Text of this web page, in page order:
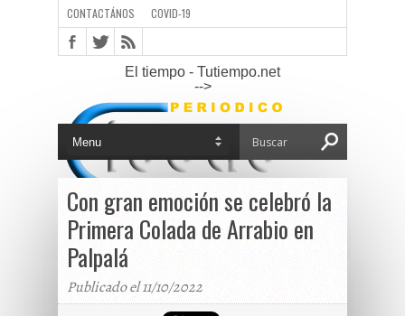
CONTACTÁNOS COVID-19
El tiempo - Tutiempo.net
-->
Con gran emoción se celebró la
Primera Colada de Arrabio en
Palpalá
Publicado el 11/10/2022